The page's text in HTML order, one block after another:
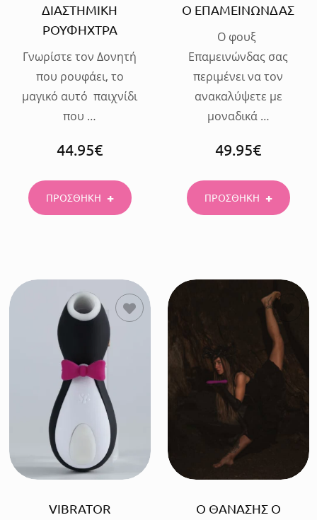
ΔΙΑΣΤΗΜΙΚΗ
ΡΟΥΦΗΧΤΡΑ
Γνωρίστε τον Δονητή
που ρουφάει, το
μαγικό αυτό παιχνίδι
που …
44.95€
ΠΡΟΣΘΗΚΗ
O EΠΑΜΕΙΝΩΝΔΑΣ
Ο φουξ
Επαμεινώνδας σας
περιμένει να τον
ανακαλύψετε με
μοναδικά …
49.95€
ΠΡΟΣΘΗΚΗ
ΠΡΟΣΘΗΚΗ
VIBRATOR
ΠΡΟΣΘΗΚΗ
Ο ΘΑΝΑΣΗΣ Ο